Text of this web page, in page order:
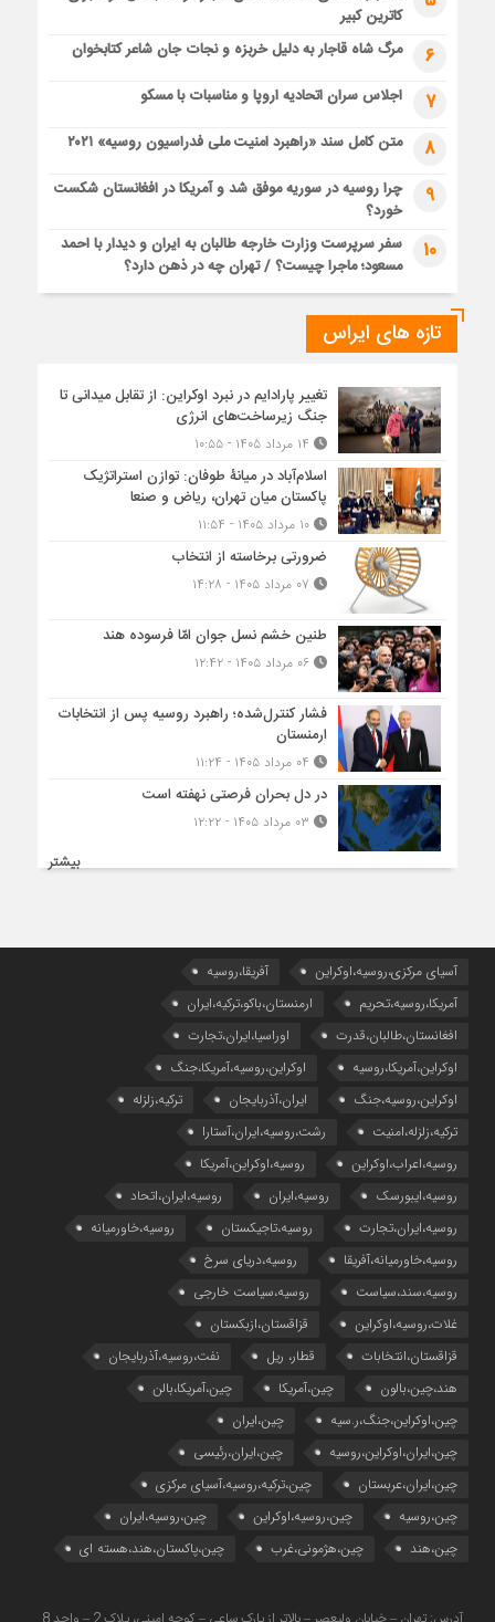
کاترین کبیر
6 مرگ شاه قاجار به دلیل خربزه و نجات جان شاعر کتابخوان
7 اجلاس سران اتحادیه اروپا و مناسبات با مسکو
8 متن کامل سند «راهبرد امنیت ملی فدراسیون روسیه» ۲۰۲۱
9
چرا روسیه در سوریه موفق شد و آمریکا در افغانستان شکست
خورد؟
10
سفر سرپرست وزارت خارجه طالبان به ایران و دیدار با احمد
مسعود؛ ماجرا چیست؟ / تهران چه در ذهن دارد؟
تازه های ایراس
تغییر پارادایم در نبرد اوکراین: از تقابل میدانی تا
جنگ زیرساخت‌های انرژی
اسلام‌آباد در میانۀ طوفان: توازن استراتژیک
پاکستان میان تهران، ریاض و صنعا
۱۰ مرداد ۱۴۰۵ - ۱۱:۵۴
ضرورتی برخاسته از انتخاب
طنین خشم نسل جوان امّا فرسوده هند
۰۶ مرداد ۱۴۰۵ - ۱۲:۴۲
فشار کنترل‌شده؛ راهبرد روسیه پس از انتخابات
ارمنستان
در دل بحران فرصتی نهفته است
بیشتر
آسیای مرکزی،روسیه،اوکراین
آفریقا،روسیه
آمریکا،روسیه،تحریم
ارمنستان،باکو،ترکیه،ایران
افغانستان،طالبان،قدرت
اوراسیا،ایران،تجارت
اوکراین،آمریکا،روسیه
اوکراین،روسیه،آمریکا،جنگ
اوکراین،روسیه،جنگ
ایران،آذربایجان
ترکیه،زلزله
ترکیه،زلزله،امنیت
رشت،روسیه،ایران،آستارا
روسیه،اعراب،اوکراین
روسیه،اوکراین،آمریکا
روسیه،ایبورسک
روسیه،ایران
روسیه،ایران،اتحاد
روسیه،ایران،تجارت
روسیه،تاجیکستان
روسیه،خاورمیانه
روسیه،خاورمیانه،آفریقا
روسیه،دریای سرخ
روسیه،سند،سیاست
روسیه،سیاست خارجی
غلات،روسیه،اوکراین
قزاقستان،ازبکستان
قزاقستان،انتخابات
قطار، ریل
نفت،روسیه،آذربایجان
هند،چین،بالون
چین،آمریکا
چین،آمریکا،بالن
چین،اوکراین،جنگ،ر.سیه
چین،ایران
چین،ایران،اوکراین،روسیه
چین،ایران،رئیسی
چین،ایران،عربستان
چین،ترکیه،روسیه،آسیای مرکزی
چین،روسیه
چین،روسیه،اوکراین
چین،روسیه،ایران
چین،هند
چین،هژمونی،غرب چین،پاکستان،هند،هسته ای